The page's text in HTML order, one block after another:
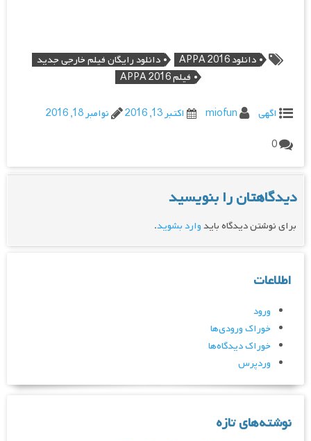
دانلود APPA 2016
دانلود رایگان فیلم خارجی جدید
فیلم APPA 2016
اگهی miofun اکتبر 13, 2016
نوامبر 18, 2016
0
دیدگاهتان را بنویسید
برای نوشتن دیدگاه بایدوارد بشوید.
اطلاعات
ورود
خوراک ورودی‌ها
خوراک دیدگاه‌ها
وردپرس
نوشته‌های تازه